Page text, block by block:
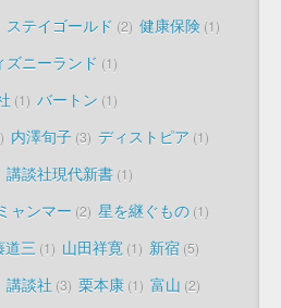
ステイゴールド 2 健康保険 1
ズニーランド 1
1 バートン 1
内澤旬子 3 ディストピア 1
講談社現代新書 1
ミャンマー 2 星を継ぐもの 1
道三 1 山田祥寛 1 新宿 5
講談社 3 栗本康 1 富山 2